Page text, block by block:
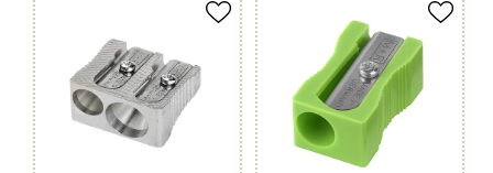
merken Produkt merken